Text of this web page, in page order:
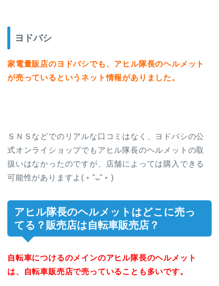
ヨドバシ
家電量販店のヨドバシでも、アヒル隊長のヘルメット
が売っているというネット情報がありました。
ＳＮＳなどでのリアルな口コミはなく、ヨドバシの公
式オンライショップでもアヒル隊長のヘルメットの取
扱いはなかったのですが、店舗によっては購入できる
可能性がありますよ(﹡ˆᴗˆ﹡)
アヒル隊長のヘルメットはどこに売っ
てる？販売店は自転車販売店？
自転車につけるのメインのアヒル隊長のヘルメット
は、自転車販売店で売っていることも多いです。